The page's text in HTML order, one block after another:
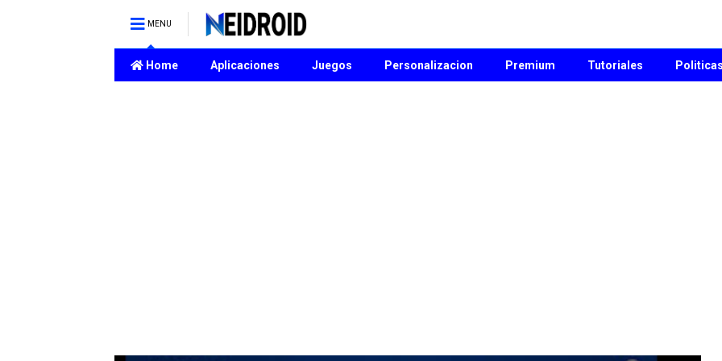
MENU
Home Aplicaciones Juegos Personalizacion Premium Tutoriales Politicas